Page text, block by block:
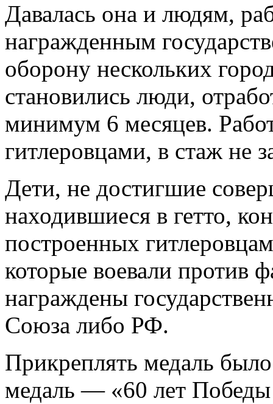
Давалась она и людям,
награжденным
оборону нескольких
становились люди,
минимум 6 месяцев.
гитлеровцами, в стаж не
Дети, не достигшие
находившиеся в гетто,
построенных
которые воевали против
награждены
Союза либо РФ.
Прикреплять медаль
медаль — «60 лет